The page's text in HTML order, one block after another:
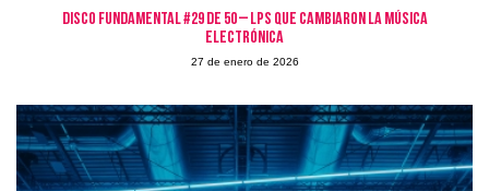
Disco Fundamental #29 de 50 – LPs que cambiaron la Música
Electrónica
27 de enero de 2026